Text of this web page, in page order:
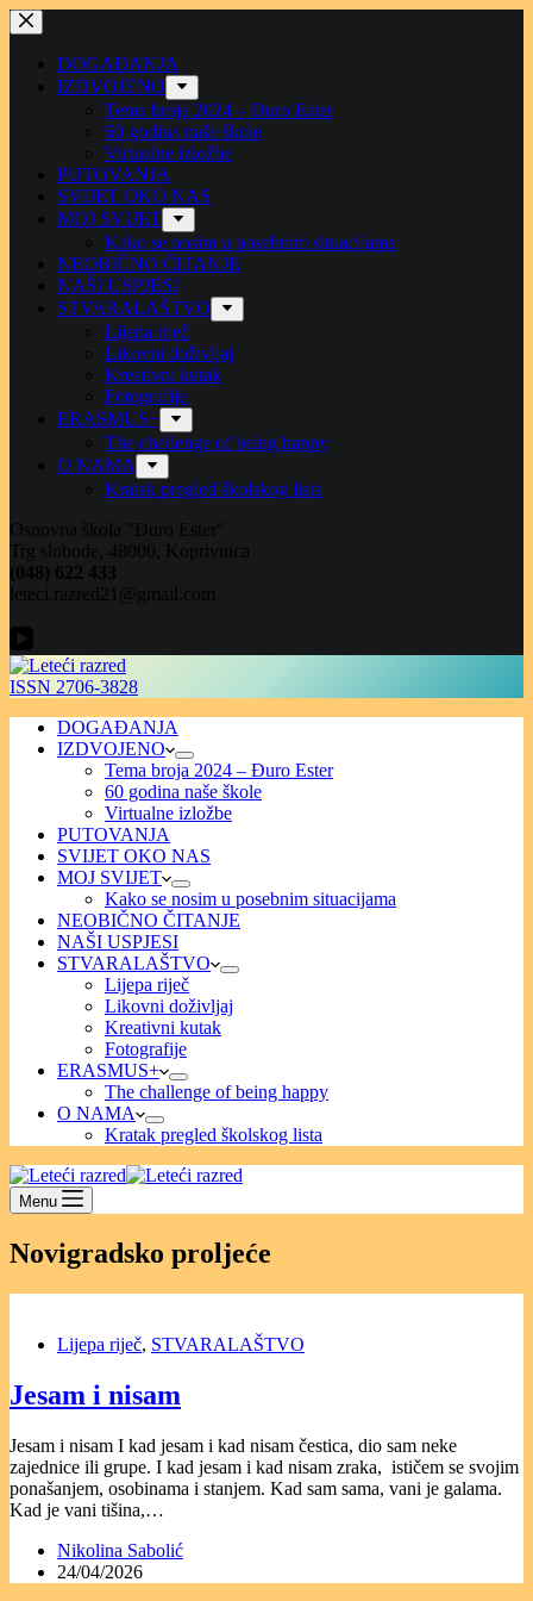
Preskoči
na
sadržajDOGAĐANJA
IZDVOJENO
Tema broja 2024 – Đuro Ester
60 godina naše škole
Virtualne izložbe
PUTOVANJA
SVIJET OKO NAS
MOJ SVIJET
Kako se nosim u posebnim situacijama
NEOBIČNO ČITANJE
NAŠI USPJESI
STVARALAŠTVO
Lijepa riječ
Likovni doživljaj
Kreativni kutak
Fotografije
ERASMUS+
The challenge of being happy
O NAMA
Kratak pregled školskog lista
Osnovna škola "Đuro Ester"
Trg slobode, 48000, Koprivnica
(048) 622 433
leteci.razred21@gmail.com
ISSN 2706-3828
DOGAĐANJA
IZDVOJENO
Tema broja 2024 – Đuro Ester
60 godina naše škole
Virtualne izložbe
PUTOVANJA
SVIJET OKO NAS
MOJ SVIJET
Kako se nosim u posebnim situacijama
NEOBIČNO ČITANJE
NAŠI USPJESI
STVARALAŠTVO
Lijepa riječ
Likovni doživljaj
Kreativni kutak
Fotografije
ERASMUS+
The challenge of being happy
O NAMA
Kratak pregled školskog lista
Menu
Novigradsko proljeće
Lijepa riječ, STVARALAŠTVO
Jesam i nisam
Jesam i nisam I kad jesam i kad nisam čestica, dio sam neke
zajednice ili grupe. I kad jesam i kad nisam zraka, ističem se svojim
ponašanjem, osobinama i stanjem. Kad sam sama, vani je galama.
Kad je vani tišina,…
Nikolina Sabolić
24/04/2026